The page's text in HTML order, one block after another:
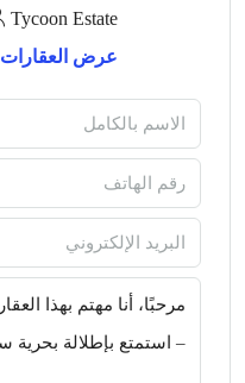
Tycoon Estate
عرض العقارات